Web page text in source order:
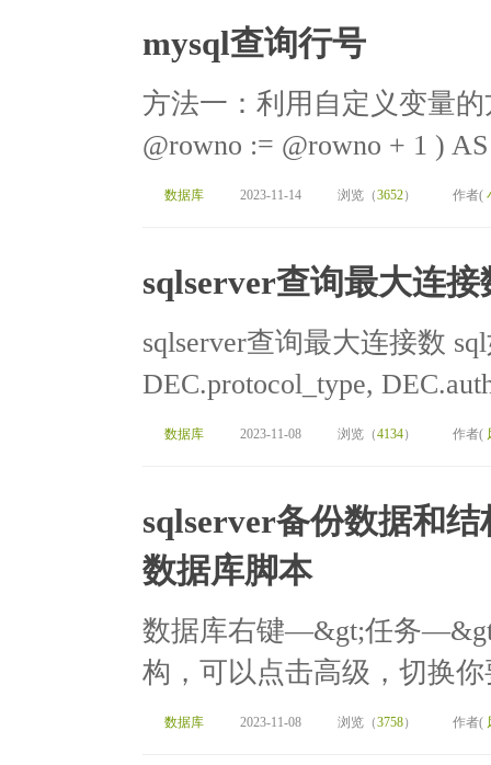
mysql查询行号
方法一：利用自定义变量
@rowno := @rowno + 1 )
数据库 2023-11-14 浏览（3652） 作者(
sqlserver查询最大连接
sqlserver查询最大连接数
DEC.protocol_type,
数据库 2023-11-08 浏览（4134） 作者(
sqlserver备份数据和
数据库脚本
数据库右键—&gt;任务
构，可以点击高级，切换
数据库 2023-11-08 浏览（3758） 作者(